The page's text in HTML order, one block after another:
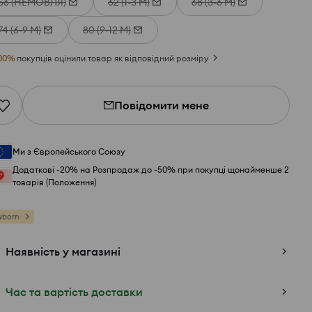
(6-9 М) 80 (9-12 М)
% покупців оцінили товар як відповідний розміру
Повідомити мене
Ми з Європейського Союзу
Додаткові -20% на Розпродаж до -50% при покупці щонайменше 2
товарів (Положення)
Наявність у магазині
Час та вартість доставки